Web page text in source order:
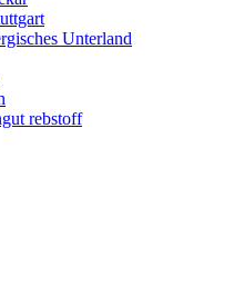
Unterland
rebstoff